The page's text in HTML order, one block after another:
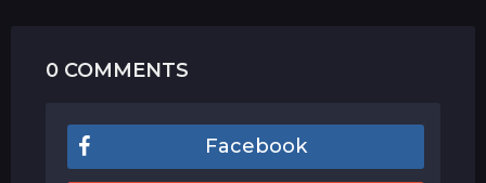
0 COMMENTS
Facebook